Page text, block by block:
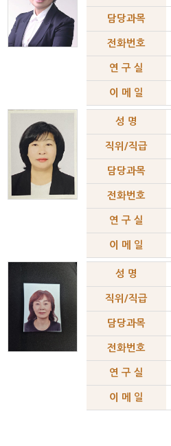
담당과목
전화번호
연 구 실
이 메 일
성 명
직위/직급
담당과목
전화번호
연 구 실
이 메 일
성 명
직위/직급
담당과목
전화번호
연 구 실
이 메 일